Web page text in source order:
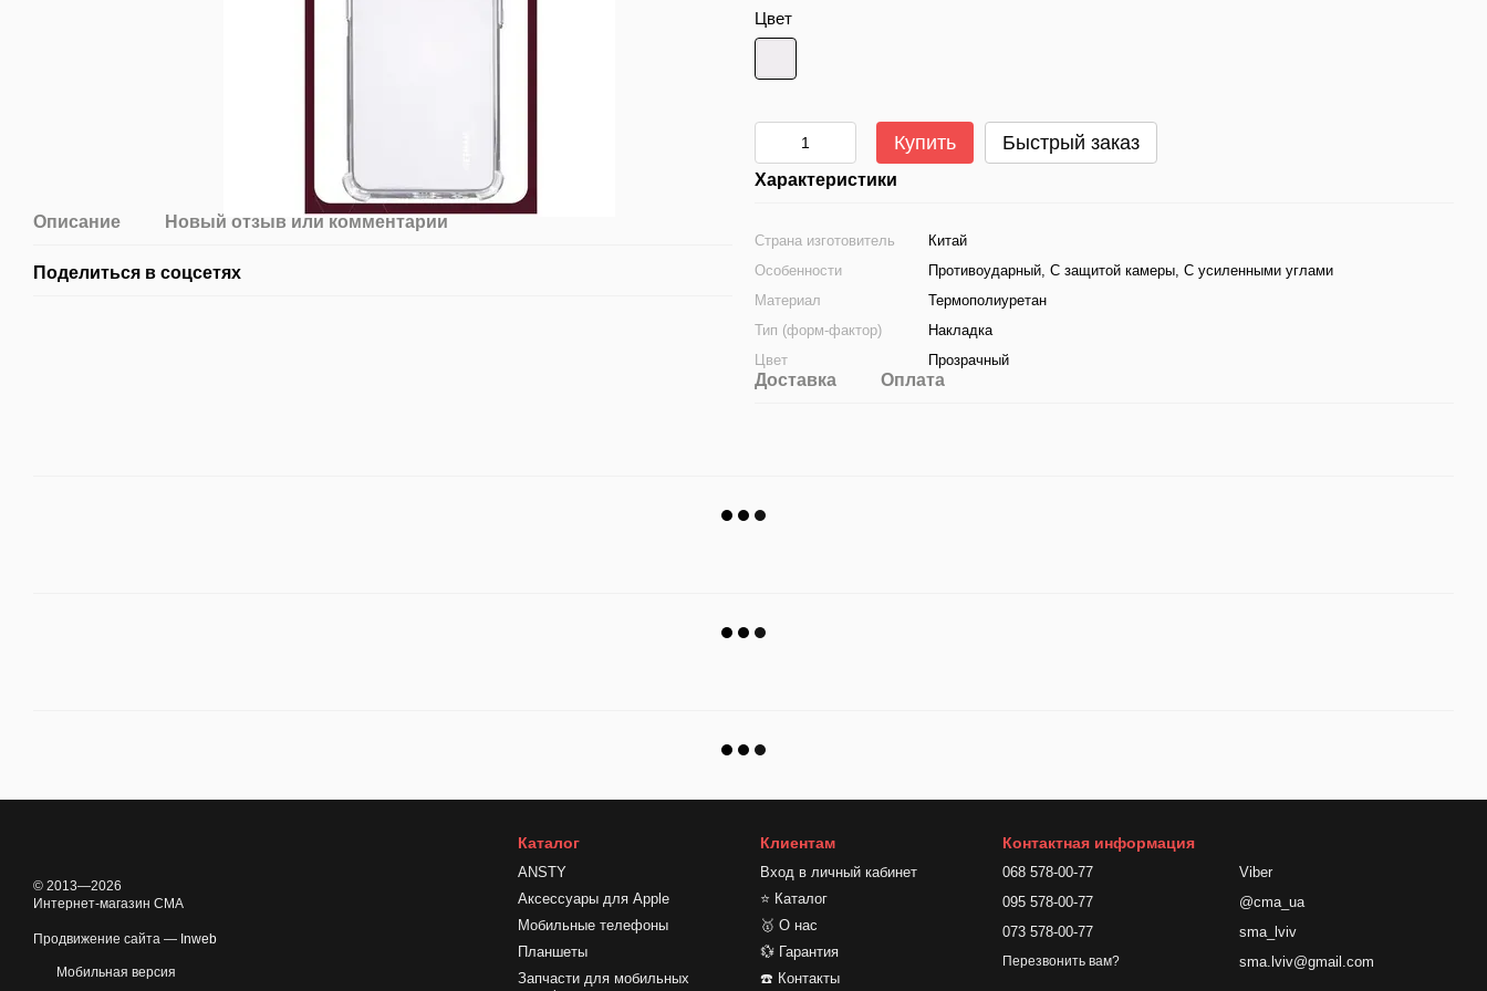
Описание Новый отзыв или комментарий
Поделиться в соцсетях
Цвет
Купить Быстрый заказ
Характеристики
Страна изготовитель
Китай
Особенности
Противоударный, С защитой камеры, С усиленными углами
Материал
Термополиуретан
Тип (форм-фактор)
Накладка
Цвет
Прозрачный
Доставка Оплата
© 2013—2026
Интернет-магазин CMA
Продвижение сайта — Inweb
Мобильная версия
Каталог
ANSTY
Аксессуары для Apple
Мобильные телефоны
Планшеты
Запчасти для мобильных
Клиентам
Вход в личный кабинет
⭐ Каталог
🥇 О нас
💱 Гарантия
☎️ Контакты
Контактная информация
068 578-00-77
095 578-00-77
073 578-00-77
Перезвонить вам?
Viber
@cma_ua
sma_lviv
sma.lviv@gmail.com